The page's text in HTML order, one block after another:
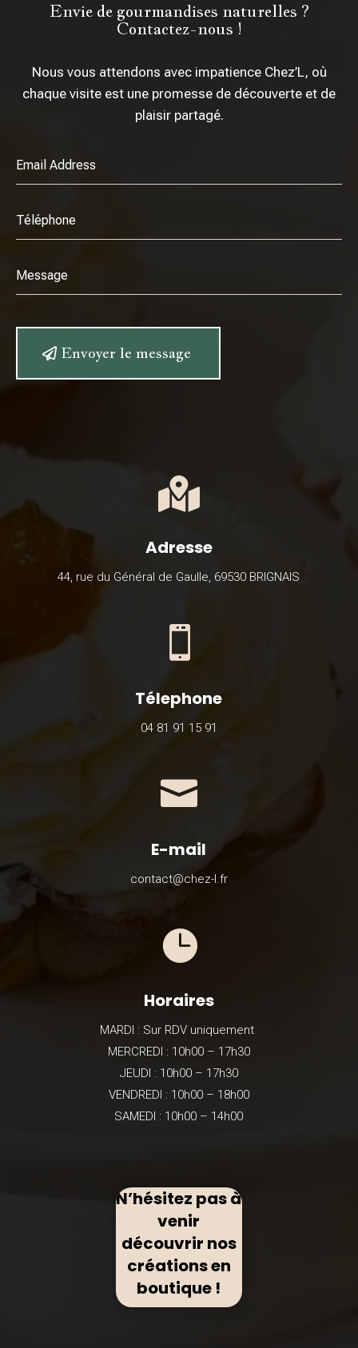
Envie de gourmandises naturelles ?
Contactez-nous !
Nous vous attendons avec impatience Chez’L, où
chaque visite est une promesse de découverte et de
plaisir partagé.
Envoyer le message

Adresse
44, rue du Général de Gaulle, 69530 BRIGNAIS

Télephone
04 81 91 15 91

E-mail
contact@chez-l.fr

Horaires
MARDI : Sur RDV uniquement
MERCREDI : 10h00 – 17h30
JEUDI : 10h00 – 17h30
VENDREDI : 10h00 – 18h00
SAMEDI : 10h00 – 14h00
N’hésitez pas à
venir
découvrir nos
créations en
boutique !